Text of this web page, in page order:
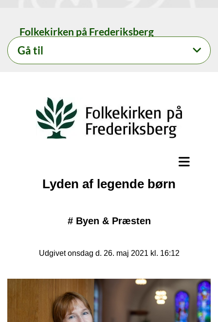
Folkekirken på Frederiksberg
Gå til
Lyden af legende børn
# Byen & Præsten
Udgivet onsdag d. 26. maj 2021 kl. 16:12